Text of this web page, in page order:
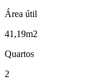
Área útil
41,19m2
Quartos
2